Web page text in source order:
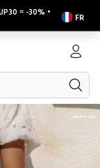
= -30% • FR